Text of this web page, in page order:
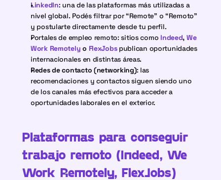
LinkedIn: una de las plataformas más utilizadas a
nivel global. Podés filtrar por “Remote” o “Remoto”
y postularte directamente desde tu perfil.
Portales de empleo remoto: sitios como Indeed, We
Work Remotely o FlexJobs publican oportunidades
internacionales en distintas áreas.
Redes de contacto (networking): las
recomendaciones y contactos siguen siendo uno
de los canales más efectivos para acceder a
oportunidades laborales en el exterior.
Plataformas para conseguir
trabajo remoto (Indeed, We
Work Remotely, FlexJobs)